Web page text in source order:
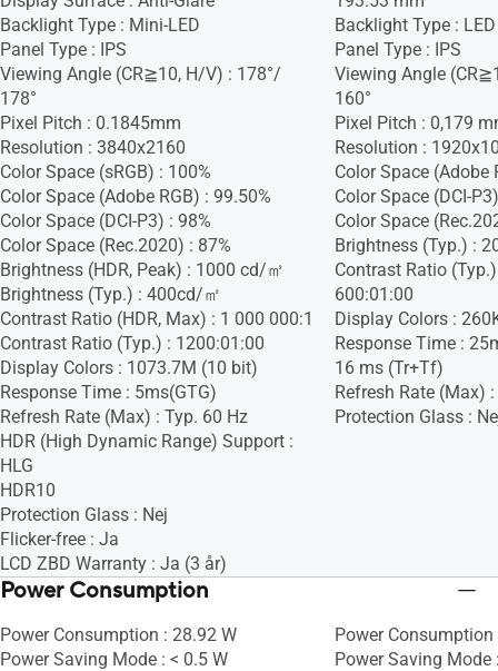
Backlight Type : Mini-LED
Panel Type : IPS
Viewing Angle (CR≧10, H/V) : 178°/
178°
Pixel Pitch : 0.1845mm
Resolution : 3840x2160
Color Space (sRGB) : 100%
Color Space (Adobe RGB) : 99.50%
Color Space (DCI-P3) : 98%
Color Space (Rec.2020) : 87%
Brightness (HDR, Peak) : 1000 cd/㎡
Brightness (Typ.) : 400cd/㎡
Contrast Ratio (HDR, Max) : 1 000 000:1
Contrast Ratio (Typ.) : 1200:01:00
Display Colors : 1073.7M (10 bit)
Response Time : 5ms(GTG)
Refresh Rate (Max) : Typ. 60 Hz
HDR (High Dynamic Range) Support :
HLG
HDR10
Protection Glass : Nej
Flicker-free : Ja
LCD ZBD Warranty : Ja (3 år)
Backlight Type : LED
Panel Type : IPS
Viewing Angle
160°
Pixel Pitch : 0,179
Resolution :
Color Space (Adobe
Color Space (DCI-
Color Space
Brightness (Typ.) :
Contrast Ratio
600:01:00
Display Colors :
Response Time :
16 ms (Tr+Tf)
Refresh Rate (Max)
Protection Glass :
Power Consumption
Power Consumption : 28.92 W
Power Saving Mode : < 0.5 W
Power Consumption
Power Saving Mode